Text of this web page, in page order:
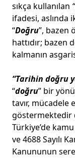
sıkça kullanılan
ifadesi, aslında
“Doğru”, bazen
hattıdır; bazen
kalmanın
“Tarihin doğru
“doğru” bir
tavır, mücadele
göstermektedir
Türkiye’de
ve 4688 Sayılı
Kanununun